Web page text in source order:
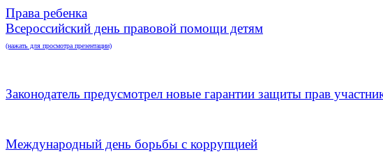
Права ребенка
Всероссийский день правовой помощи детям
(нажать для просмотра презентации)
Законодатель предусмотрел новые гарантии защиты прав
Международный день борьбы с коррупцией